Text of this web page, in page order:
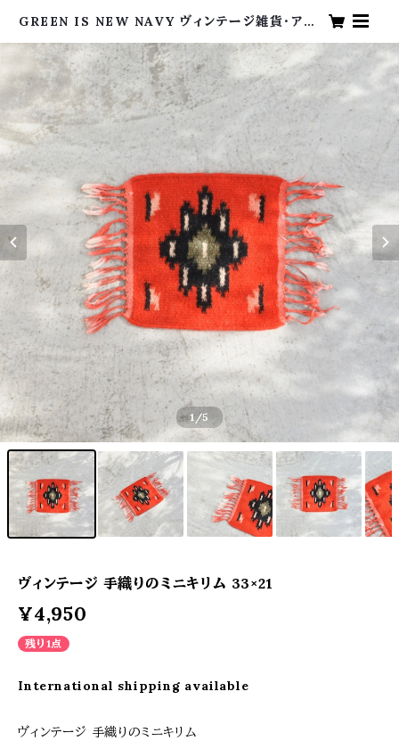
GREEN IS NEW NAVY ヴィンテージ雑貨・アン
ー
1/5
ヴィンテージ 手織りのミニキリム 33×21
¥4,950
残り1点
International shipping available
ヴィンテージ 手織りのミニキリム